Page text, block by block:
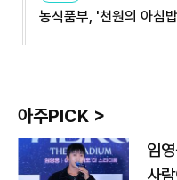
농식품부, '천원의 아침
아주PICK >
임
사